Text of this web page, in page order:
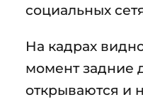
социальных
На кадрах
момент задние
открываются и